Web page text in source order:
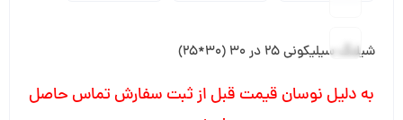
شیلنگ سیلیکونی 25 در 30 (30*25)
به دلیل نوسان قیمت قبل از ثبت سفارش تماس حاصل